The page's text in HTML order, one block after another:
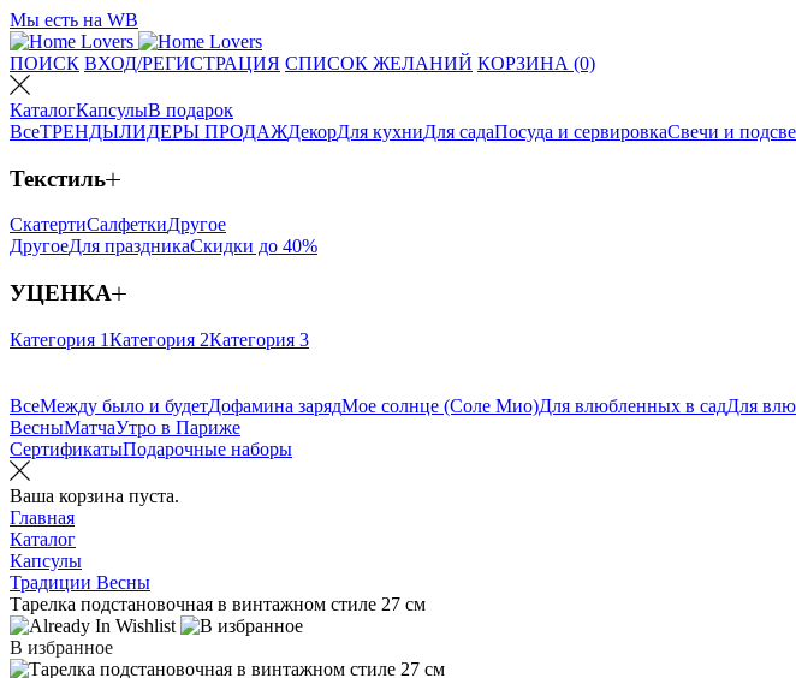
Мы есть на WB
ПОИСК ВХОД/РЕГИСТРАЦИЯ СПИСОК ЖЕЛАНИЙ КОРЗИНА (0)
КаталогКапсулыВ подарок
ВсеТРЕНДЫЛИДЕРЫ ПРОДАЖДекорДля кухниДля садаПосуда и сервировкаСвечи и
Текстиль
СкатертиСалфеткиДругое
ДругоеДля праздникаСкидки до 40%
УЦЕНКА
Категория 1Категория 2Категория 3
ВсеМежду было и будетДофамина зарядМое солнце (Соле Мио)Для влюбленных в садДля
ВесныМатчаУтро в Париже
СертификатыПодарочные наборы
Ваша корзина пуста.
Главная
Каталог
Капсулы
Традиции Весны
Тарелка подстановочная в винтажном стиле 27 см
В избранное